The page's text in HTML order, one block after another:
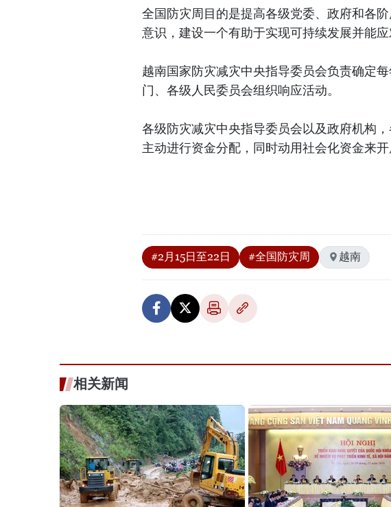
全国防灾周目的是提高各级党委、政府和各
意识，建设一个有助于实现可持续发展并能应
越南国家防灾减灾中央指导委员会负责确定
门、各级人民委员会组织响应活动。
各级防灾减灾中央指导委员会以及政府机构
主动进行资金分配，同时动用社会化资金来
#2月15日至22日 #全国防灾周 越南
相关新闻